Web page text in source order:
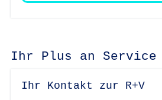
Ihr Plus an Service
Ihr Kontakt zur R+V